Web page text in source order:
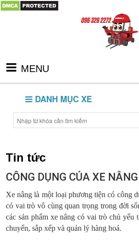
MENU
DANH MỤC XE
Tin tức
CÔNG DỤNG CỦA XE
Xe nâng là một loại phương tiện có công
có vai trò vô cùng quan trọng trong đời
các sản phẩm xe nâng có vai trò chủ yếu
chuyển, sắp xếp và quản lý hàng hoá.